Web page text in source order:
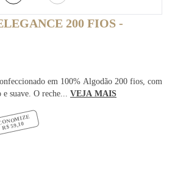
200 FIOS -
em 100% Algodão 200 fios, com
suave. O reche... VEJA MAIS
R$ 59,10